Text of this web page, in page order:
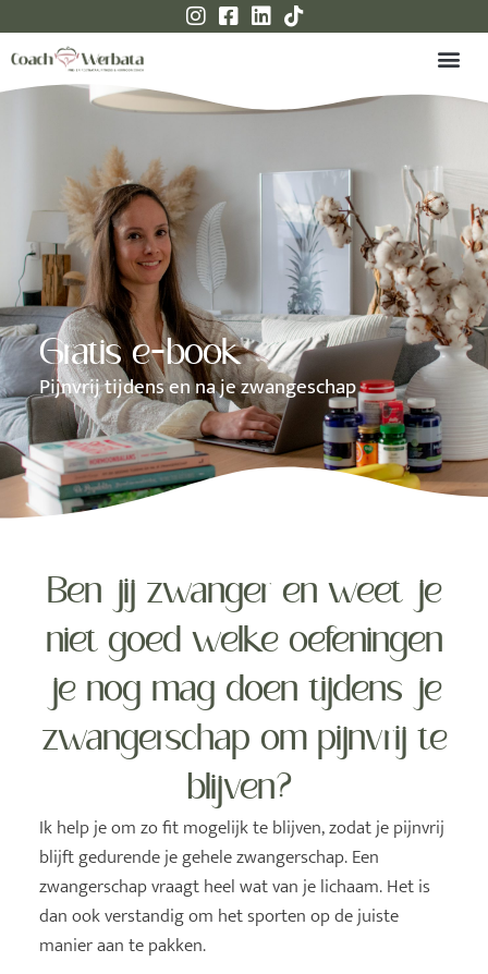
Gratis e-book
Pijnvrij tijdens en na je zwangeschap
Ben jij zwanger en weet je
niet goed welke oefeningen
je nog mag doen tijdens je
zwangerschap om pijnvrij te
blijven?
Ik help je om zo fit mogelijk te blijven, zodat je pijnvrij
blijft gedurende je gehele zwangerschap. Een
zwangerschap vraagt heel wat van je lichaam. Het is
dan ook verstandig om het sporten op de juiste
manier aan te pakken.